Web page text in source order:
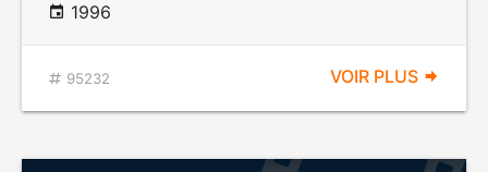
1996
95232 VOIR PLUS